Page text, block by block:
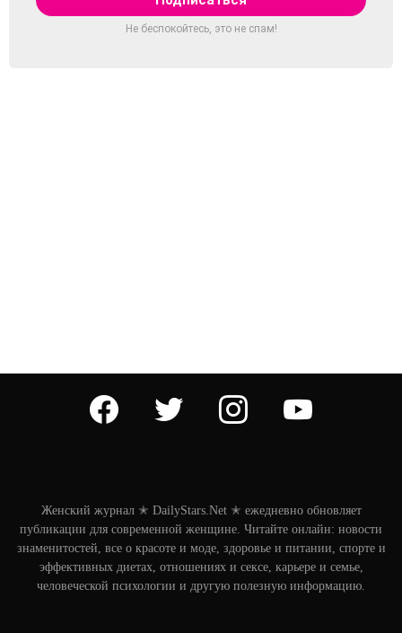
Не беспокойтесь, это не спам!
facebook twitter instagram youtube
Женский журнал ✭ DailyStars.Net ✭ ежедневно обновляет
публикации для современной женщине. Читайте онлайн: новости
знаменитостей, все о красоте и моде, здоровье и питании, спорте и
эффективных диетах, отношениях и сексе, карьере и семье,
человеческой психологии и другую полезную информацию.